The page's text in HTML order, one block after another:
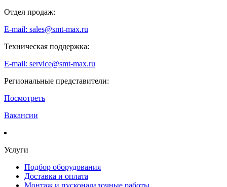
Отдел продаж:
E-mail: sales@smt-max.ru
Техническая поддержка:
E-mail: service@smt-max.ru
Региональные представители:
Посмотреть
Вакансии
Услуги
Подбор оборудования
Доставка и оплата
Монтаж и пусконаладочные работы